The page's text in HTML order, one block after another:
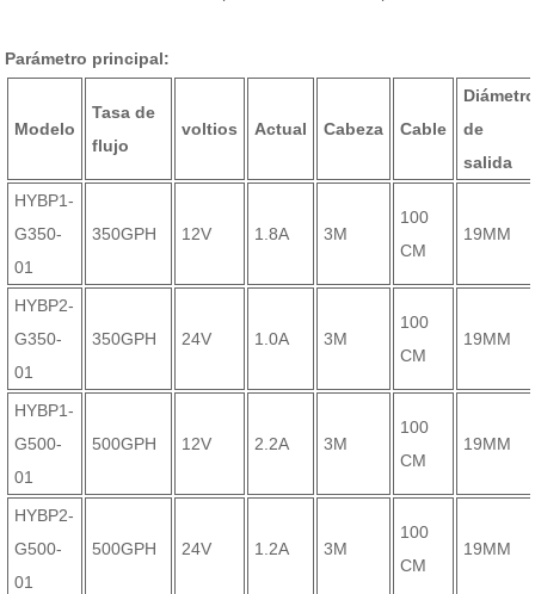
Parámetro principal:
Modelo
Tasa de
flujo
voltios Actual Cabeza Cable
de
salida
HYBP1-
G350-
01
350GPH 12V 1.8A 3M
100
CM
19MM
HYBP2-
G350-
01
350GPH 24V 1.0A 3M
100
CM
19MM
HYBP1-
G500-
01
500GPH 12V 2.2A 3M
100
CM
19MM
HYBP2-
G500-
01
500GPH 24V 1.2A 3M
100
CM
19MM